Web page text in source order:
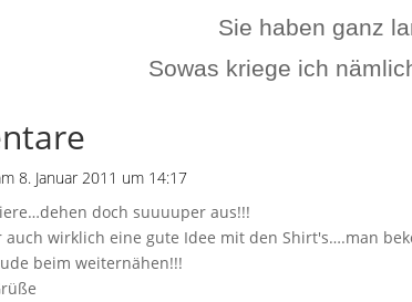
Sie haben ganz
Sowas kriege ich
8. Januar 2011 um 14:17
doch suuuuper aus!!!
auch wirklich eine gute Idee mit den Shirt's….man
beim weiternähen!!!